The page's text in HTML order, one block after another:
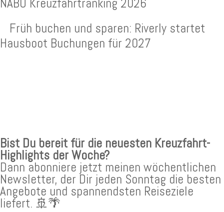
Früh buchen und sparen: Riverly startet
Hausboot Buchungen für 2027
Bist Du bereit für die neuesten Kreuzfahrt-
Highlights der Woche?
Dann abonniere jetzt meinen wöchentlichen
Newsletter, der Dir jeden Sonntag die besten
Angebote und spannendsten Reiseziele
liefert. 🚢🌴